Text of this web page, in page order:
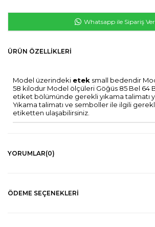
Whatsapp ile Sipariş Ver
ÜRÜN ÖZELLIKLERI
Model üzerindeki etek small bedendir
58 kilodur Model ölçüleri Göğüs 85 Bel 64
etiket bölümünde gerekli yıkama talimatı
Yıkama talimatı ve semboller ile ilgili
etiketten ulaşabilirsiniz.
YORUMLAR(0)
ÖDEME SEÇENEKLERI